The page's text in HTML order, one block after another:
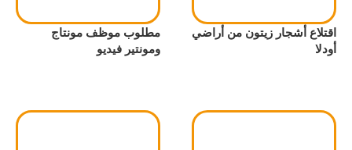
اقتلاع أشجار زيتون من أراضي
أودلا
مطلوب موظف مونتاج
ومونتير فيديو